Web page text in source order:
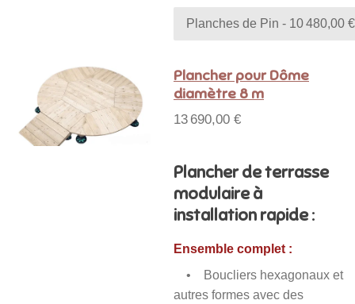
Plancher pour Dôme
diamètre 8 m
13 690,00 €
Plancher de terrasse
modulaire à
installation rapide :
Ensemble complet :
• Boucliers hexagonaux et
autres formes avec des